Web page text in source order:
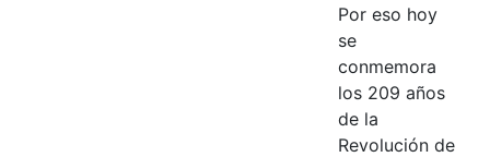
Por eso hoy
se
conmemora
los 209 años
de la
Revolución de